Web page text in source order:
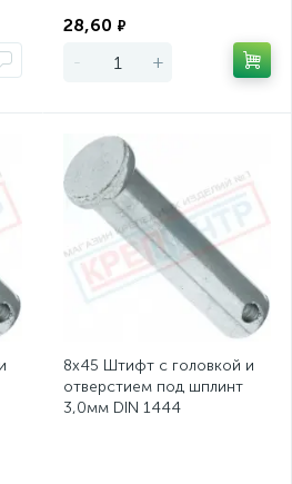
28,60 ₽
- +
8х45 Штифт с головкой и
отверстием под шплинт
3,0мм DIN 1444